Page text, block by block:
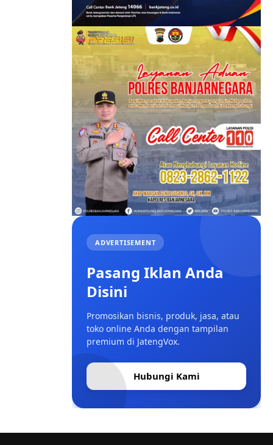
ADVERTISEMENT
Pasang Iklan Anda
Disini
Promosikan bisnis, produk, jasa, atau
toko online Anda dengan tampilan
premium di JatengVox.
Hubungi Kami